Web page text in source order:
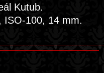
Kutub.
ISO-100, 14 mm.